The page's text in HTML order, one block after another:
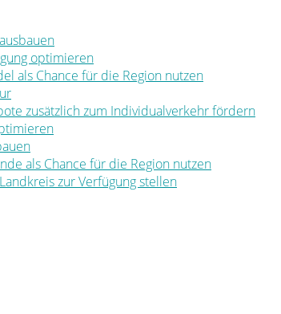
optimieren
als Chance für die Region nutzen
zusätzlich zum Individualverkehr fördern
als Chance für die Region nutzen
zur Verfügung stellen